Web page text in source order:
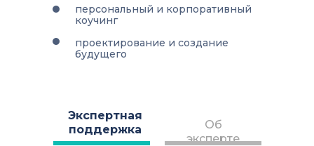
персональный и корпоративный
коучинг
проектирование и создание
будущего
Экспертная
поддержка
Об
эксперте